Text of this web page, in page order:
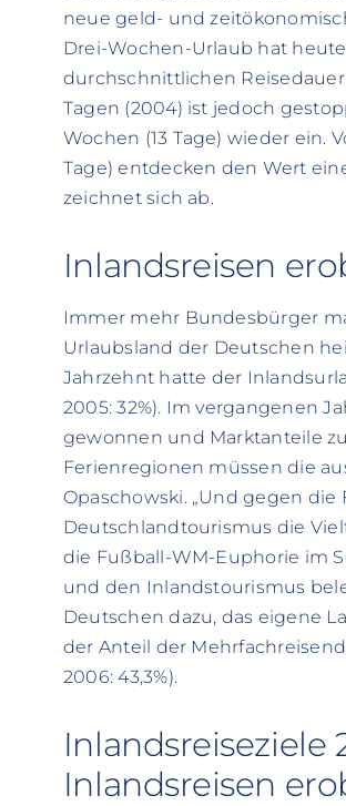
neue geld- und
Drei-Wochen-Urlaub hat
durchschnittlichen Reisedauer
Tagen (2004) ist jedoch
Wochen (13 Tage) wieder ein.
Tage) entdecken den Wert
zeichnet sich ab.
Inlandsreisen
Immer mehr Bundesbürger
Urlaubsland der Deutschen
Jahrzehnt hatte der
2005: 32%). Im vergangenen
gewonnen und Marktanteile
Ferienregionen müssen die
Opaschowski. „Und gegen
Deutschlandtourismus die
die Fußball-WM-Euphorie im
und den Inlandstourismus
Deutschen dazu, das eigene
der Anteil der
2006: 43,3%).
Inlandsreiseziele
Inlandsreisen